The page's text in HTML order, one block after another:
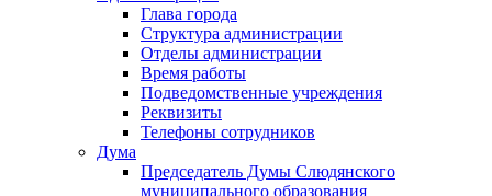
Глава города
Структура администрации
Отделы администрации
Время работы
Подведомственные учреждения
Реквизиты
Телефоны сотрудников
Дума
Председатель Думы Слюдянского
муниципального образования